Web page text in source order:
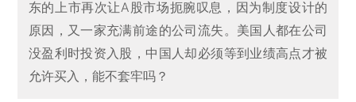
东的上市再次让A股市场扼腕叹息，因为制度设计的
原因，又一家充满前途的公司流失。美国人都在公司
没盈利时投资入股，中国人却必须等到业绩高点才被
允许买入，能不套牢吗？